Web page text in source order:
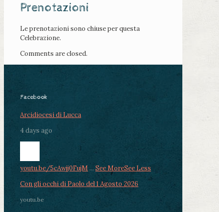
Prenotazioni
Le prenotazioni sono chiuse per questa
Celebrazione.
Comments are closed.
Facebook
Arcidiocesi di Lucca
4 days ago
youtu.be/5cAwjj0FujM ... See MoreSee Less
Con gli occhi di Paolo del 1 Agosto 2026
youtu.be